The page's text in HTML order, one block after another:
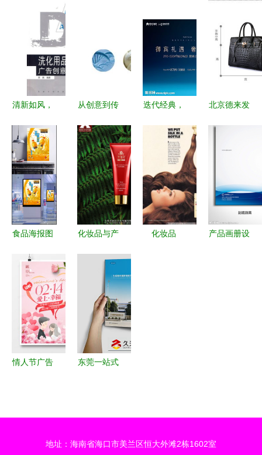
清新如风，
——洗化用
品平面广告
创意设计精
要
从创意到传
计与发布的
完美协同
迭代经典，
局——高端
豪宅地产广
告设计全案
解析
北京德来发
包，助代理
开拓时尚市
场
食品海报图
报,食品,饮
料,果粒橙,
黄色,海报,
海报设计,
广告设计模
板,源文
化妆品与产
拍摄 打造
视觉盛宴，
引爆市场关
注
化妆品
产品画册设
情人节广告
东莞一站式
告海报印刷
地址：海南省海口市美兰区恒大外滩2栋1602室